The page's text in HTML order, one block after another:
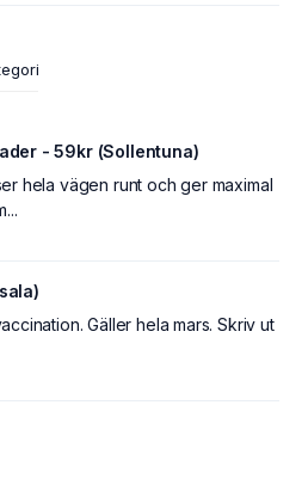
- 59kr (Sollentuna)
hela vägen runt och ger maximal
Gäller hela mars. Skriv ut